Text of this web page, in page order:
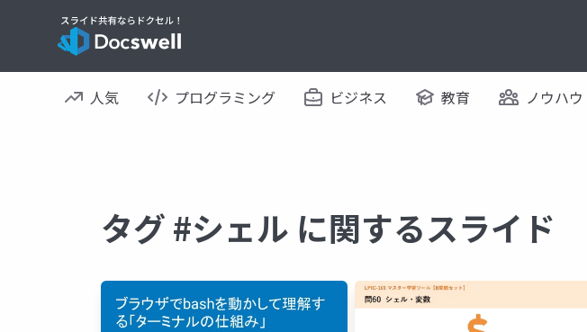
人気 プログラミング ビジネス 教育 ノウハウ
タグ #シェル に関するスライド